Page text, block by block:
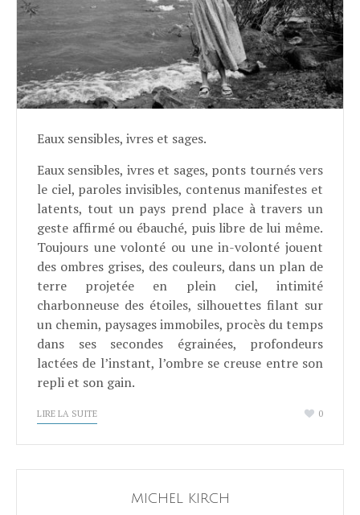
Eaux sensibles, ivres et sages.
Eaux sensibles, ivres et sages, ponts tournés vers
le ciel, paroles invisibles, contenus manifestes et
latents, tout un pays prend place à travers un
geste affirmé ou ébauché, puis libre de lui même.
Toujours une volonté ou une in-volonté jouent
des ombres grises, des couleurs, dans un plan de
terre projetée en plein ciel, intimité
charbonneuse des étoiles, silhouettes filant sur
un chemin, paysages immobiles, procès du temps
dans ses secondes égrainées, profondeurs
lactées de l’instant, l’ombre se creuse entre son
repli et son gain.
LIRE LA SUITE 0
MICHEL KIRCH